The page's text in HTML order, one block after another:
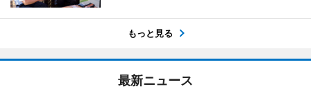
もっと見る
最新ニュース